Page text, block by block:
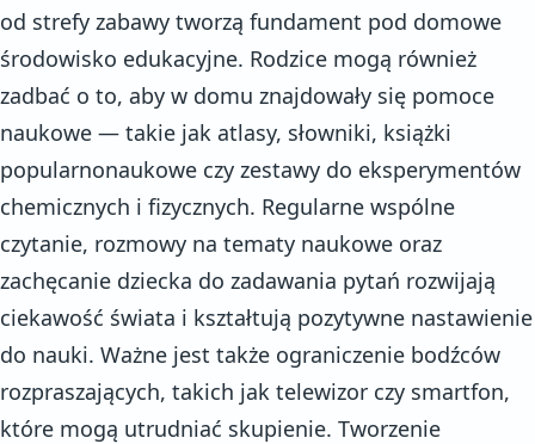
od strefy zabawy tworzą fundament pod domowe
środowisko edukacyjne. Rodzice mogą również
zadbać o to, aby w domu znajdowały się pomoce
naukowe — takie jak atlasy, słowniki, książki
popularnonaukowe czy zestawy do eksperymentów
chemicznych i fizycznych. Regularne wspólne
czytanie, rozmowy na tematy naukowe oraz
zachęcanie dziecka do zadawania pytań rozwijają
ciekawość świata i kształtują pozytywne nastawienie
do nauki. Ważne jest także ograniczenie bodźców
rozpraszających, takich jak telewizor czy smartfon,
które mogą utrudniać skupienie. Tworzenie